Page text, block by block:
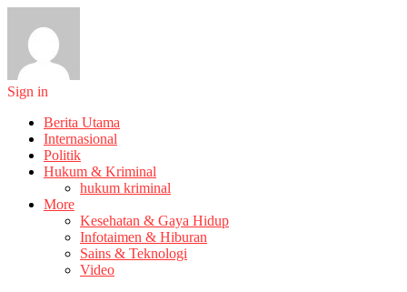
Sign in
Berita Utama
Internasional
Politik
Hukum & Kriminal
hukum kriminal
More
Kesehatan & Gaya Hidup
Infotaimen & Hiburan
Sains & Teknologi
Video